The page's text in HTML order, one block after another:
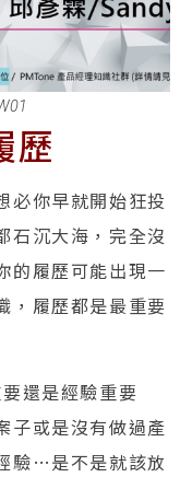
歷
必你早就開始狂投
石沉大海，完全沒
的履歷可能出現一
，履歷都是最重要
還是經驗重要
子或是沒有做過產
驗…是不是就該放